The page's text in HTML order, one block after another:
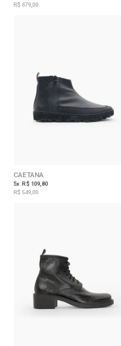
R$ 679,00
CAETANA
5x R$ 109,80
R$ 549,00